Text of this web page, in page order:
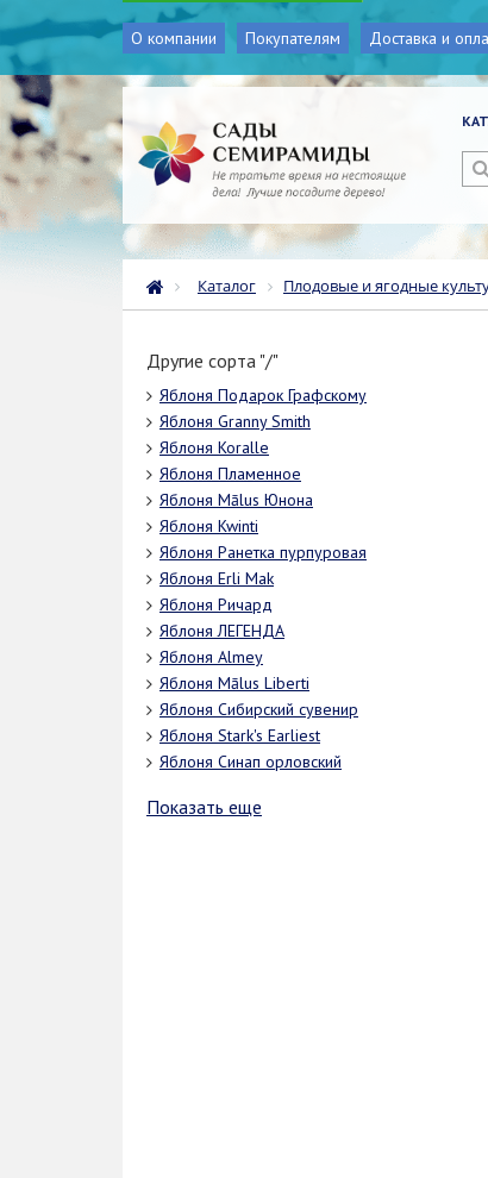
О компании Покупателям Доставка и
Каталог Плодовые и ягодные
Другие сорта "/"
Яблоня Подарок Графскому
Яблоня Granny Smith
Яблоня Koralle
Яблоня Пламенное
Яблоня Mālus Юнона
Яблоня Kwinti
Яблоня Ранетка пурпуровая
Яблоня Erli Mak
Яблоня Ричард
Яблоня ЛЕГЕНДА
Яблоня Almey
Яблоня Mālus Liberti
Яблоня Сибирский сувенир
Яблоня Stark's Earliest
Яблоня Синап орловский
Показать еще